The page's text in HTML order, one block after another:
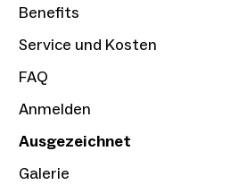
Benefits
Service und Kosten
FAQ
Anmelden
Ausgezeichnet
Galerie